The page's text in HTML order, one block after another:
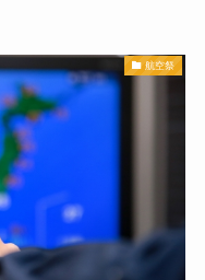
航空祭